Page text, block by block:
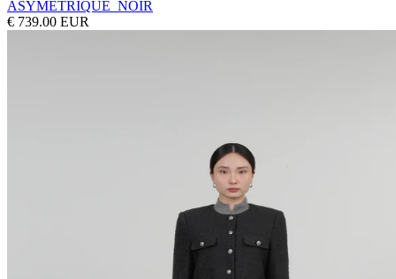
ASYMÉTRIQUE_NOIR
€ 739.00 EUR